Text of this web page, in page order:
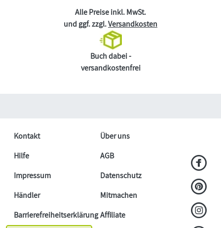
Alle Preise inkl. MwSt.
und ggf. zzgl.Versandkosten
Buch dabei -
versandkostenfrei
Kontakt
Über uns
Hilfe
AGB
Impressum
Datenschutz
Händler
Mitmachen
BarrierefreiheitserklärungAffiliate